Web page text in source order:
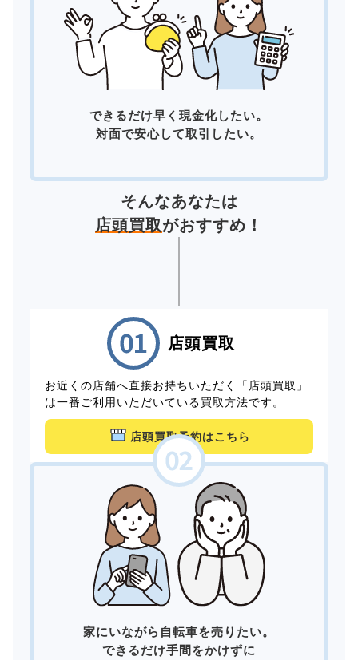
できるだけ早く現金化したい。
対面で安心して取引したい。
そんなあなたは
店頭買取がおすすめ！
店頭買取
お近くの店舗へ直接お持ちいただく「店頭買取」
は一番ご利用いただいている買取方法です。
店頭買取予約はこちら
家にいながら自転車を売りたい。
できるだけ手間をかけずに